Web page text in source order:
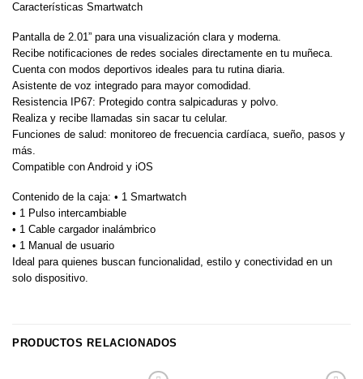
Características Smartwatch
Pantalla de 2.01” para una visualización clara y moderna.
Recibe notificaciones de redes sociales directamente en tu muñeca.
Cuenta con modos deportivos ideales para tu rutina diaria.
Asistente de voz integrado para mayor comodidad.
Resistencia IP67: Protegido contra salpicaduras y polvo.
Realiza y recibe llamadas sin sacar tu celular.
Funciones de salud: monitoreo de frecuencia cardíaca, sueño, pasos y
más.
Compatible con Android y iOS
Contenido de la caja: • 1 Smartwatch
• 1 Pulso intercambiable
• 1 Cable cargador inalámbrico
• 1 Manual de usuario
Ideal para quienes buscan funcionalidad, estilo y conectividad en un
solo dispositivo.
PRODUCTOS RELACIONADOS